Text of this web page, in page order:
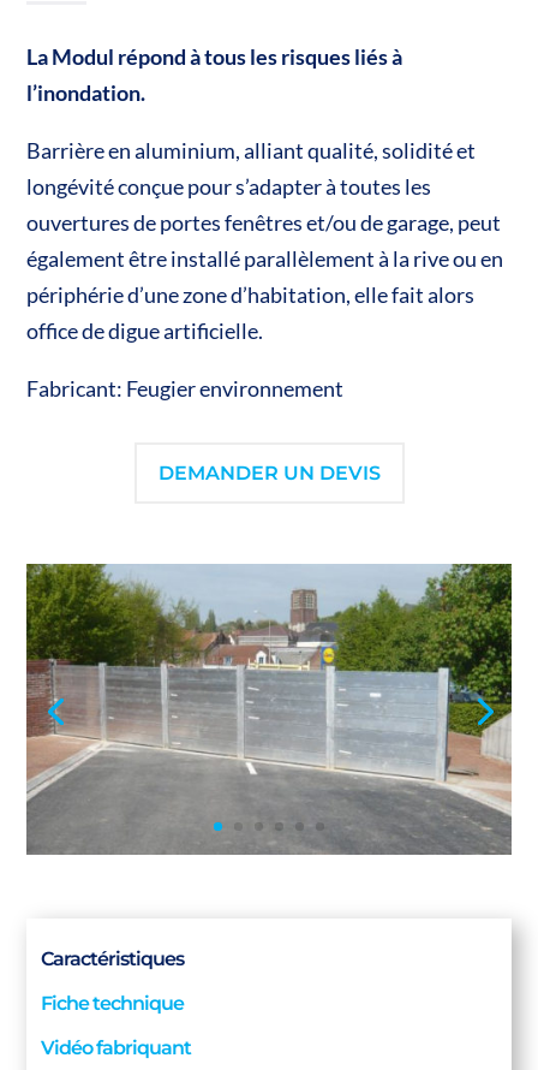
La Modul répond à tous les risques liés à
l’inondation.
Barrière en aluminium, alliant qualité, solidité et
longévité conçue pour s’adapter à toutes les
ouvertures de portes fenêtres et/ou de garage, peut
également être installé parallèlement à la rive ou en
périphérie d’une zone d’habitation, elle fait alors
office de digue artificielle.
Fabricant: Feugier environnement
DEMANDER UN DEVIS
Caractéristiques
Fiche technique
Vidéo fabriquant